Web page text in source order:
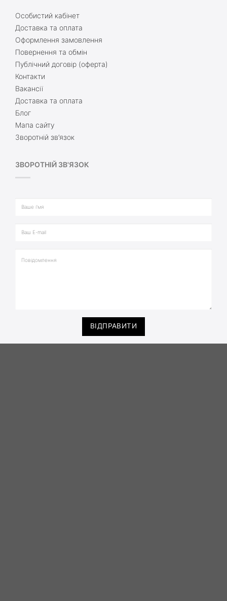
Особистий кабінет
Доставка та оплата
Оформлення замовлення
Повернення та обмін
Публічний договір (оферта)
Контакти
Вакансії
Доставка та оплата
Блог
Мапа сайту
Зворотній зв’язок
ЗВОРОТНІЙ ЗВ'ЯЗОК
ВІДПРАВИТИ